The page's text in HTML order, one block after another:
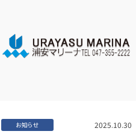
お知らせ 2025.10.30